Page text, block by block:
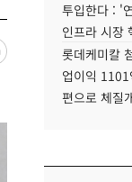
투입한다 : '
인프라 시장
롯데케미칼
업이익 1101
편으로 체질